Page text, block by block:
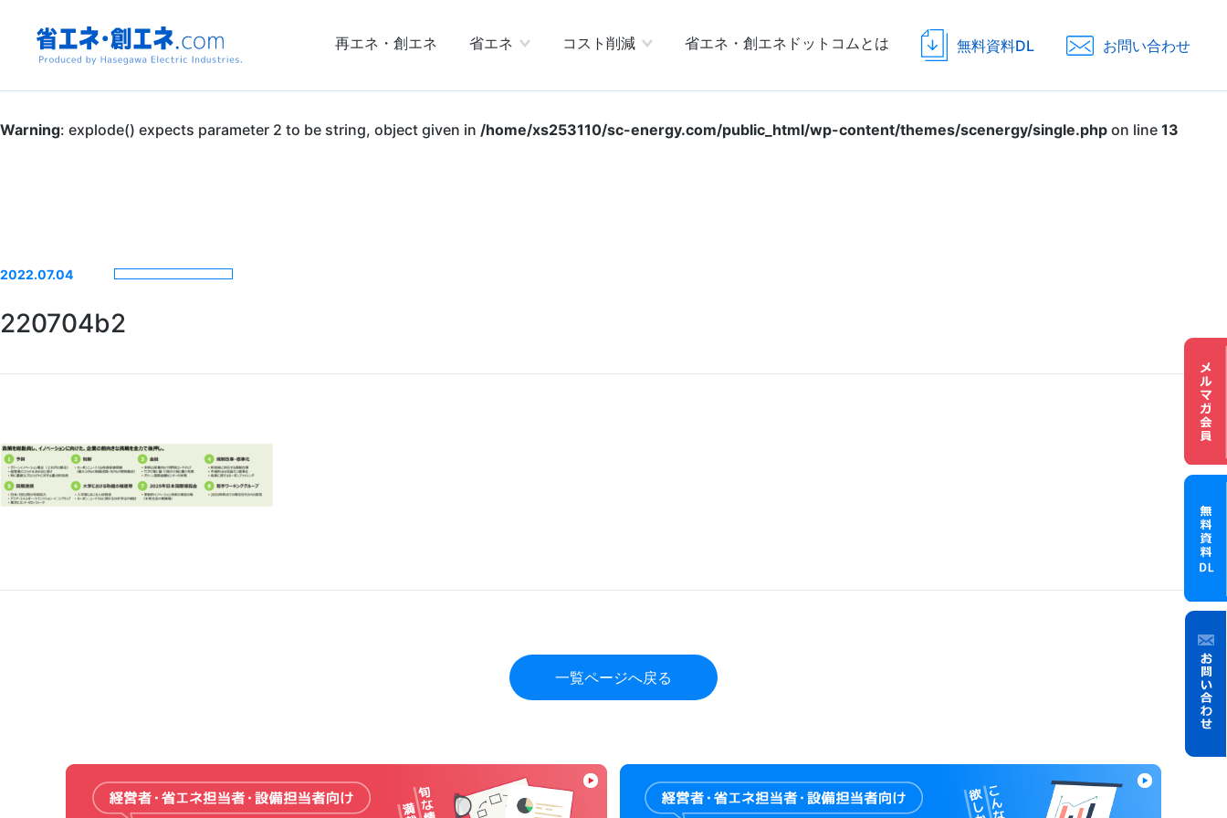
省エネ・創エ
ネ.com
再エネ・創エネ 省エネ コスト削減 省エネ・創エネドットコムとは 無料資料DL お問い合わせ
メル
無料
Warning: explode() expects parameter 2 to be string, object given in /home/xs253110/sc-energy.com/public_html/wp-content/themes/scenergy/single.php on line 13
2022.07.04
220704b2
一覧ページへ戻る